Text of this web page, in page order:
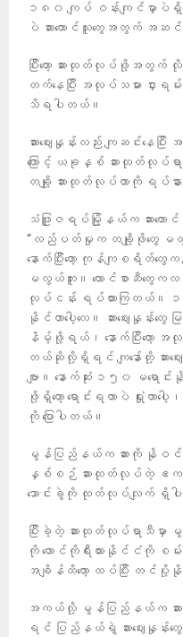
၁၈၀ ကျပ် ဝန်းကျင်မှာပဲ
ပဲ ဆားတောင်သူတွေအတွက် အဆင်
ပြီးတော့ ဆားထုတ်လုပ်ဖို့အတွက်
တက်နေပြီး အလုပ်သမား ငှာ
သိရပါတယ်။
ဆားဈေးနှုန်းလည်း ကျဆင်းနေပြီ
ကြောင့် ယခုနှစ် ဆားထုတ်လုပ်ရ
တချို့ ဆားထုတ်လုပ်တာကို ရပ်နာ
သံဖြူဇရပ်မြို့နယ်က ဆားတေ
“လည်ပတ်မှုက တချို့ဖိုတွေ မထွက်
နောက်ပြီးတော့ ကုန်ကျစရိတ်တွေ
မလွယ်ဘူး။ လောင်စာဆီတွေကလည်း
လုပ်ငန်း ရပ်ထားကြတယ်
နိုင်တာပေါ့လေ။ ဆားဈေးနှုန်း
နိမ့်ဖို့ရယ်၊ နောက်ပြီးတော့ အ
တယ်ဆိုလို့ရှိရင် ကျနော်တို့ ဆားဈ
ဗျာ။ နောက်ဆုံး ၁၅၀ မရောင်
ဖို့ရှိတော့ ရောင်းရတာပဲ ရှုံးတာပ
ကို ပြောပါတယ်။
မွန်ပြည်နယ်က ဆားကို နိုဝင်
နှစ်စဉ် ဆားထုတ်လုပ်တဲ့ ဧက ၄
သောင်းခွဲကို ထုတ်လုပ်လျက် ရှိပ
ပြီးခဲ့တဲ့ ဆားထုတ်လုပ်ရာသီမှ
ကို တောင်ကိုရီးယားနိုင်ငံကို
အချိန်ထိတော့ ထပ်ပြီး တင်ပို့
အကယ်လို့ မွန်ပြည်နယ်က ဆ
ရင် ပြည်နယ်ရဲ့ ဆားဈေးနှုန်းတွ